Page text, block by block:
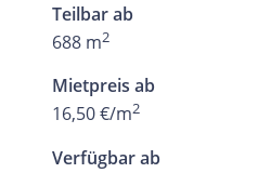
Teilbar ab
688 m2
Mietpreis ab
16,50 €/m2
Verfügbar ab